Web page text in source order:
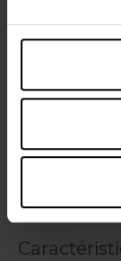
toute la
Douche Extra
Conseils
dans la paume
parfum